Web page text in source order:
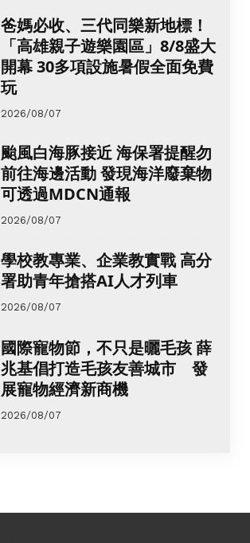
爸媽必收、三代同樂新地標！
「高雄親子遊樂園區」8/8盛大
開幕 30多項設施暑假全面免費
玩
2026/08/07
颱風白海豚接近 海保署提醒勿
前往海邊活動 發現海洋廢棄物
可透過MDCN通報
2026/08/07
學校教專業、企業教實戰 高分
署助青年搶搭AI人才列車
2026/08/07
國際寵物節，不只是曬毛孩 薛
兆基倡打造毛孩友善城市 發
展寵物經濟新商機
2026/08/07